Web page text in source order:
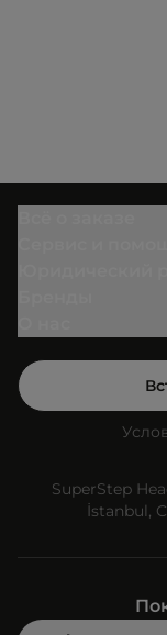
SuperStep
İstanbul,